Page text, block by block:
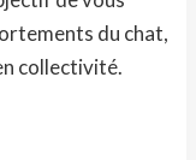
du chat,
collectivité.